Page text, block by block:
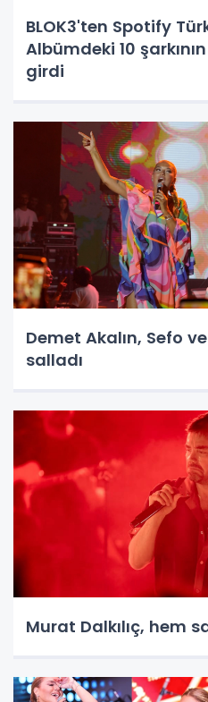
BLOK3'ten Spotify
Albümdeki 10
girdi
Demet Akalın, Sefo
salladı
Murat Dalkılıç, hem